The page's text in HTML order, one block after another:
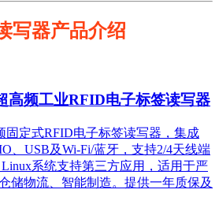
写器产品介绍
高频工业RFID电子标签读写器
固定式RFID电子标签读写器，集成
、USB及Wi-Fi/蓝牙，支持2/4天线端
系统支持第三方应用，适用于严
储物流、智能制造。提供一年质保及